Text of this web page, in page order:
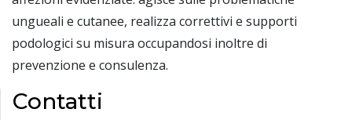
ungueali e cutanee, realizza correttivi e supporti
podologici su misura occupandosi inoltre di
prevenzione e consulenza.
Contatti